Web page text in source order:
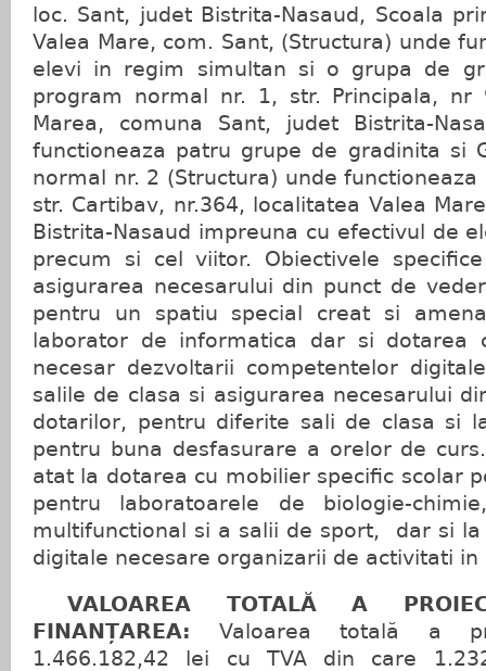
loc. Sant, judet Bistrita-Nasaud, Scoala
Valea Mare, com. Sant, (Structura) unde
elevi in regim simultan si o grupa de
program normal nr. 1, str. Principala, nr
Marea, comuna Sant, judet Bistrita-
functioneaza patru grupe de gradinita si
normal nr. 2 (Structura) unde
str. Cartibav, nr.364, localitatea Valea
Bistrita-Nasaud impreuna cu efectivul de
precum si cel viitor. Obiectivele
asigurarea necesarului din punct de
pentru un spatiu special creat si
laborator de informatica dar si dotarea
necesar dezvoltarii competentelor
salile de clasa si asigurarea necesarului
dotarilor, pentru diferite sali de clasa si
pentru buna desfasurare a orelor de
atat la dotarea cu mobilier specific scolar
pentru laboratoarele de biologie-
multifunctional si a salii de sport, dar si
digitale necesare organizarii de activitati
VALOAREA TOTALĂ A
FINANȚAREA: Valoarea totală a
1.466.182,42 lei cu TVA din care